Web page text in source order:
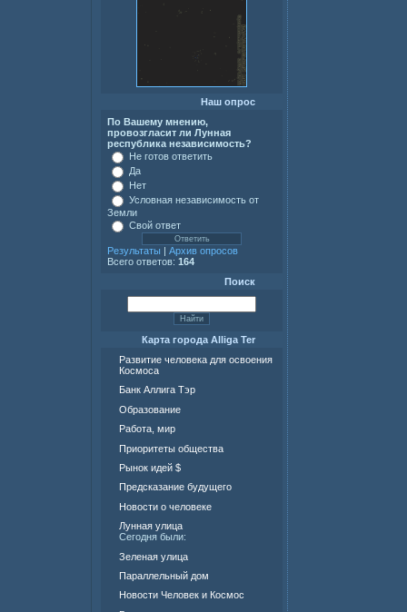
Наш опрос
По Вашему мнению,
провозгласит ли Лунная
республика независимость?
Не готов ответить
Да
Нет
Условная независимость от
Земли
Свой ответ
Результаты | Архив опросов
Всего ответов: 164
Поиск
Карта города Alliga Ter
Развитие человека для освоения
Космоса
Банк Аллига Тэр
Образование
Работа, мир
Приоритеты общества
Рынок идей $
Предсказание будущего
Новости о человеке
Лунная улица
Сегодня были:
Зеленая улица
Параллельный дом
Новости Человек и Космос